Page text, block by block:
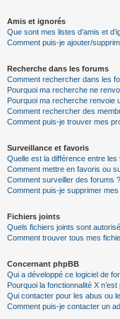
Amis et ignorés
Que sont mes listes d’amis et
Comment puis-je ajouter/
Recherche dans les forums
Comment rechercher dans les
Pourquoi ma recherche ne
Pourquoi ma recherche renvoie
Comment rechercher des
Comment puis-je trouver mes
Surveillance et favoris
Quelle est la différence entre
Comment mettre en favoris ou
Comment surveiller des forums ?
Comment puis-je supprimer
Fichiers joints
Quels fichiers joints sont
Comment trouver tous mes
Concernant phpBB
Qui a développé ce logiciel de
Pourquoi la fonctionnalité X
Qui contacter pour les abus ou
Comment puis-je contacter un